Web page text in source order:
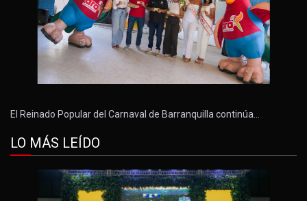
El Reinado Popular del Carnaval de Barranquilla continúa…
LO MÁS LEÍDO